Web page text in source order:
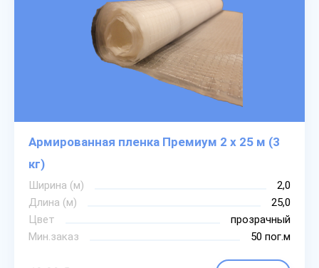
Армированная пленка Премиум 2 х 25 м (3
кг)
Ширина (м)
2,0
Длина (м)
25,0
Цвет
прозрачный
Мин.заказ
50 пог.м